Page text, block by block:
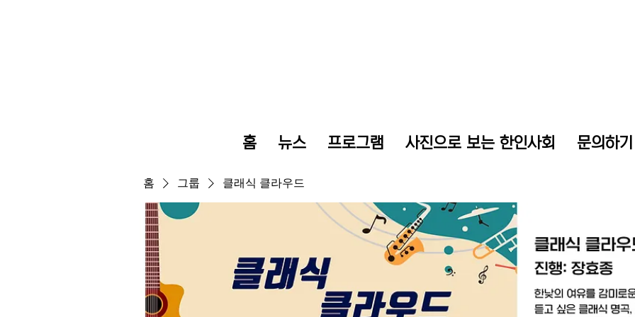
홈 뉴스 프로그램 사진으로 보는 한인사회 문의하기
홈 그룹 클래식 클라우드